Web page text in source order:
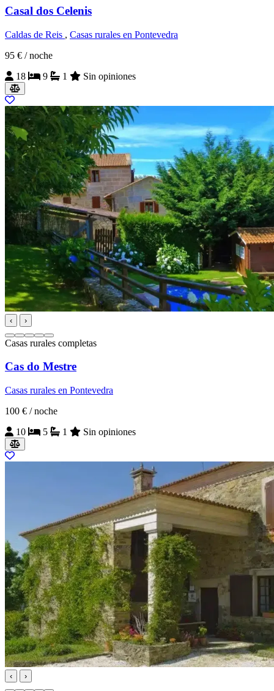
Casal dos Celenis
Caldas de Reis , Casas rurales en Pontevedra
95 € / noche
18
9 1 Sin opiniones
‹ ›
Casas rurales completas
Cas do Mestre
Casas rurales en Pontevedra
100 € / noche
10
5 1 Sin opiniones
‹ ›